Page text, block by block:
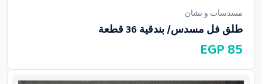
مسدسات و نشان
طلق فل مسدس/ بندقية 36 قطعة
85
EGP